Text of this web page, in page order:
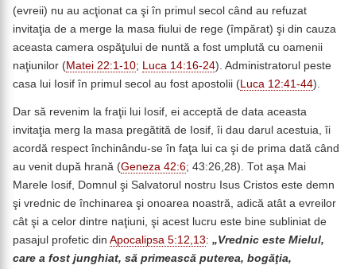
(evreii) nu au acţionat ca şi în primul secol când au refuzat
invitaţia de a merge la masa fiului de rege (împărat) şi din cauza
aceasta camera ospăţului de nuntă a fost umplută cu oamenii
naţiunilor (Matei 22:1-10; Luca 14:16-24). Administratorul peste
casa lui Iosif în primul secol au fost apostolii (Luca 12:41-44).
Dar să revenim la fraţii lui Iosif, ei acceptă de data aceasta
invitaţia merg la masa pregătită de Iosif, îi dau darul acestuia, îi
acordă respect închinându-se în faţa lui ca şi de prima dată când
au venit după hrană (Geneza 42:6; 43:26,28). Tot aşa Mai
Marele Iosif, Domnul şi Salvatorul nostru Isus Cristos este demn
şi vrednic de închinarea şi onoarea noastră, adică atât a evreilor
cât şi a celor dintre naţiuni, şi acest lucru este bine subliniat de
pasajul profetic din Apocalipsa 5:12,13: „Vrednic este Mielul,
care a fost junghiat, să primească puterea, bogăţia,